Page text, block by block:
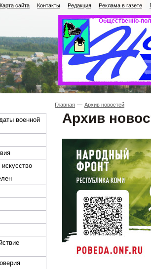
Карта сайта Контакты Редакция Реклама в газете
Общественно-
военной
Главная Архив новостей
Архив